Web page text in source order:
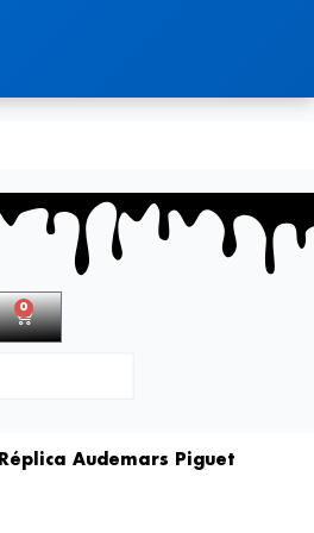
0 Carrito
Réplica Audemars Piguet